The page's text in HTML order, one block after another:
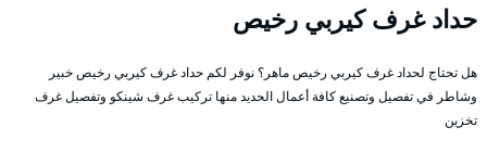
حداد غرف كيربي رخيص
هل تحتاج لحداد غرف كيربي رخيص ماهر؟ نوفر لكم حداد غرف كيربي رخيص خبير
وشاطر في تفصيل وتصنيع كافة أعمال الحديد منها تركيب غرف شينكو وتفصيل غرف
تخزين